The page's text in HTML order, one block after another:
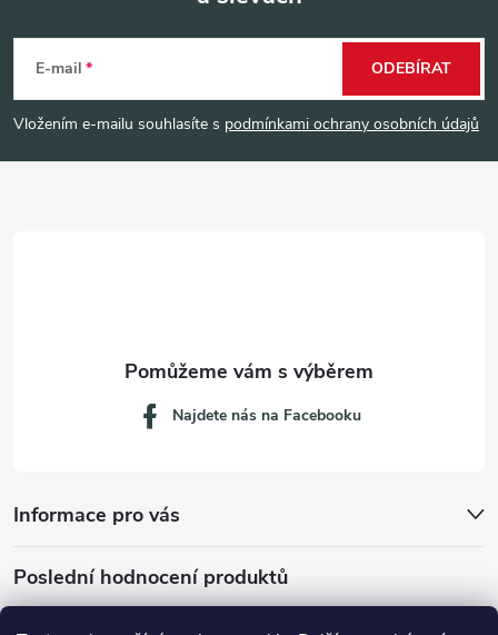
p
a
E-mail
Vložením e-mailu souhlasíte s podmínkami ochrany osobních údajů
ODEBÍRAT
Informace pro vás
Najdete nás na Facebooku
Poslední hodnocení produktů